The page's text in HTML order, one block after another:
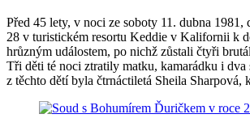
Před 45 lety, v noci ze soboty 11. dubna 1981,
28 v turistickém resortu Keddie v Kalifornii k
hrůzným událostem, po nichž zůstali čtyři
Tři děti té noci ztratily matku, kamarádku i dva
z těchto dětí byla čtrnáctiletá Sheila Sharpová,